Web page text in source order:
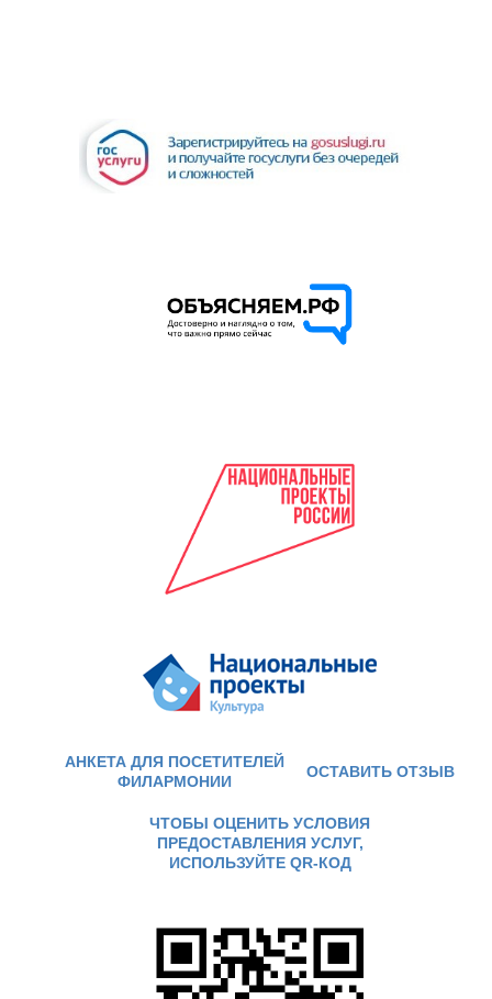
«ВОЗВЫШЕННОЕ И ЗЕМНОЕ». К
АНКЕТА ДЛЯ ПОСЕТИТЕЛЕЙ
ФИЛАРМОНИИ
ОСТАВИТЬ ОТЗЫВ
ЧТОБЫ ОЦЕНИТЬ УСЛОВИЯ
ПРЕДОСТАВЛЕНИЯ УСЛУГ,
ИСПОЛЬЗУЙТЕ QR-КОД